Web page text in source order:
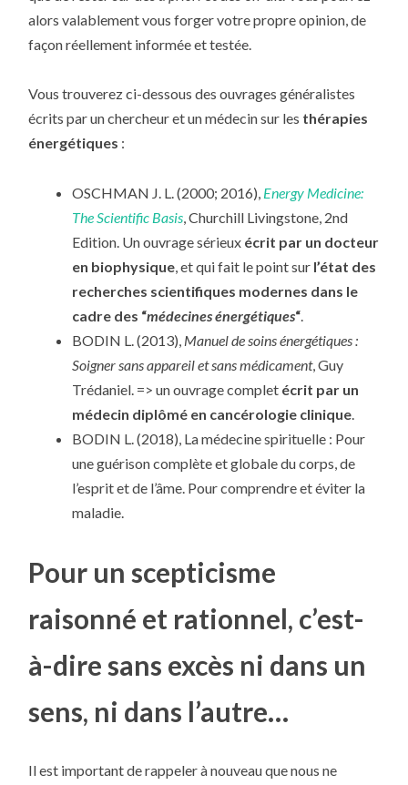
alors valablement vous forger votre propre opinion, de
façon réellement informée et testée.
Vous trouverez ci-dessous des ouvrages généralistes
écrits par un chercheur et un médecin sur les thérapies
énergétiques :
OSCHMAN J. L. (2000; 2016), Energy Medicine:
The Scientific Basis , Churchill Livingstone, 2nd
Edition. Un ouvrage sérieux écrit par un docteur
en biophysique , et qui fait le point sur l’état des
recherches scientifiques modernes dans le
cadre des “médecines énergétiques“
BODIN L. (2013), Manuel de soins énergétiques :
Soigner sans appareil et sans médicament, Guy
Trédaniel. => un ouvrage complet écrit par un
médecin diplômé en cancérologie clinique
BODIN L. (2018), La médecine spirituelle : Pour
une guérison complète et globale du corps, de
l’esprit et de l’âme. Pour comprendre et éviter la
maladie.
Pour un scepticisme
raisonné et rationnel, c’est-
à-dire sans excès ni dans un
sens, ni dans l’autre…
Il est important de rappeler à nouveau que nous ne